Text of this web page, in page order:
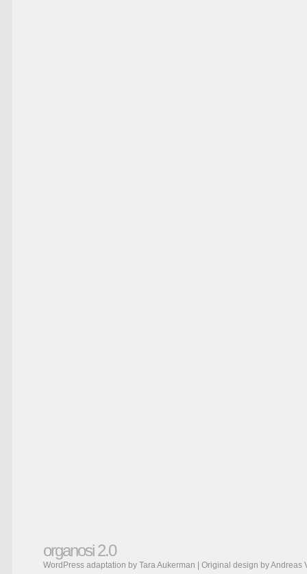
organosi 2.0
WordPress adaptation by Tara Aukerman | Original design byAndreas